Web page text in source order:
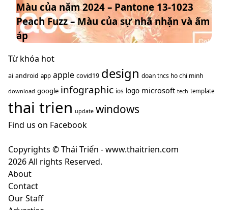
hướng
năm
2025
–
màu
nâu
cà
phê
mang
nghĩa
gì?
năm
2024
–
Pantone
13-
Peach
Fuzz
–
của
nhã
nhặn
và
ấm
áp
Màu của năm 2024 – Pantone 13-1023
Peach Fuzz – Màu của sự nhã nhặn và ấm
áp
Từ khóa hot
ai android app apple covid19 design doan tncs ho chi minh
download google infographic ios logo microsoft tech template
thai trien update windows
Find us on Facebook
Copyrights © Thái Triển - www.thaitrien.com
2026 All rights Reserved.
About
Contact
Our Staff